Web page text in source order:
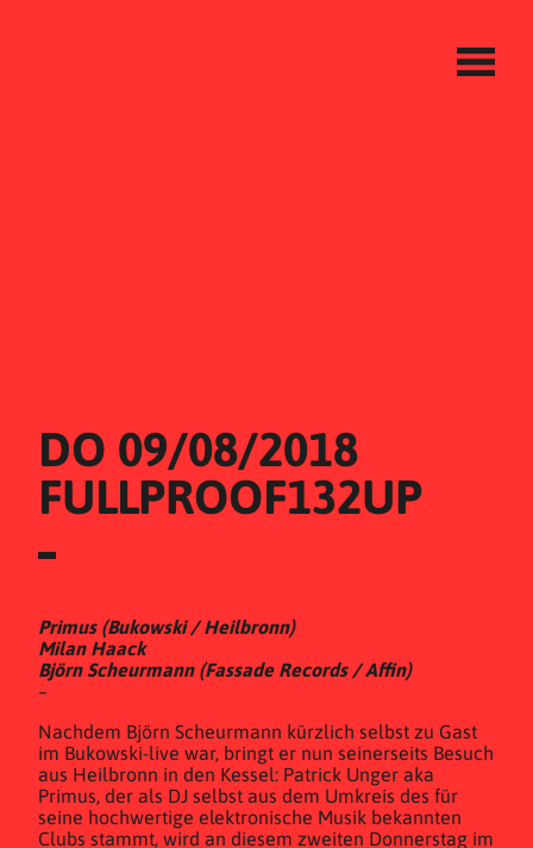
DO 09/08/2018
FULLPROOF132UP
Primus (Bukowski / Heilbronn)
Milan Haack
Björn Scheurmann (Fassade Records / Affin)
–
Nachdem Björn Scheurmann kürzlich selbst zu Gast
im Bukowski-live war, bringt er nun seinerseits Besuch
aus Heilbronn in den Kessel: Patrick Unger aka
Primus, der als DJ selbst aus dem Umkreis des für
seine hochwertige elektronische Musik bekannten
Clubs stammt, wird an diesem zweiten Donnerstag im